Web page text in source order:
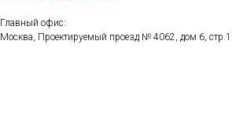
Главный офис:
Москва, Проектируемый проезд № 4062, дом 6,